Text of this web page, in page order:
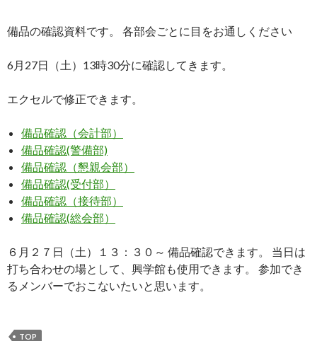
備品の確認資料です。 各部会ごとに目をお通しください
6月27日（土）13時30分に確認してきます。
エクセルで修正できます。
備品確認（会計部）
備品確認(警備部)
備品確認（懇親会部）
備品確認(受付部）
備品確認（接待部）
備品確認(総会部）
６月２７日（土）１３：３０～ 備品確認できます。 当日は
打ち合わせの場として、興学館も使用できます。 参加でき
るメンバーでおこないたいと思います。
TOP